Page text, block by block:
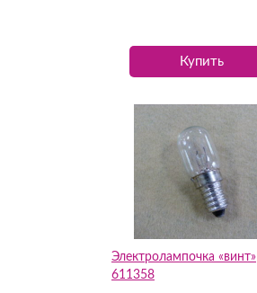
Купить
Электролампочка «винт»
611358